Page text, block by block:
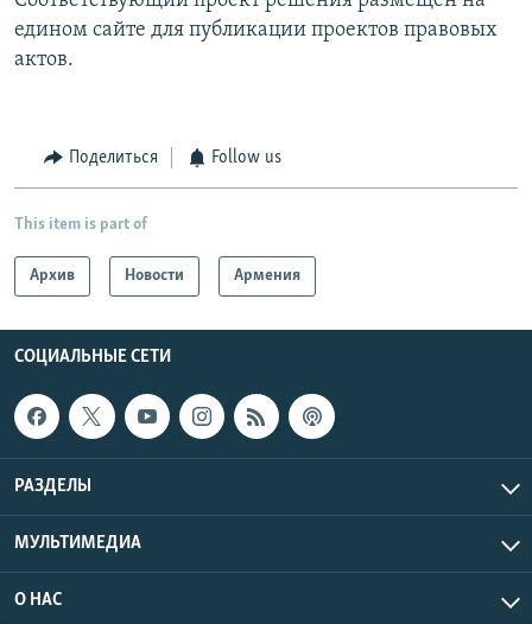
едином сайте для публикации проектов правовых
актов.
Поделиться Follow us
This item is part of
Архив Новости Армения
СОЦИАЛЬНЫЕ СЕТИ
РАЗДЕЛЫ
МУЛЬТИМЕДИА
О НАС